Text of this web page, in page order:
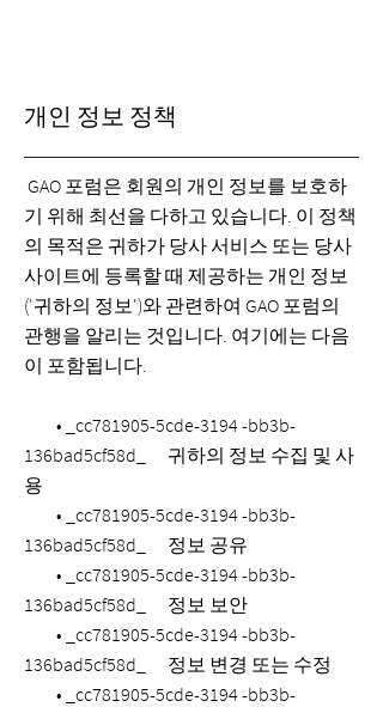
개인 정보 정책
GAO 포럼은 회원의 개인 정보를 보호하
기 위해 최선을 다하고 있습니다. 이 정책
의 목적은 귀하가 당사 서비스 또는 당사
사이트에 등록할 때 제공하는 개인 정보
('귀하의 정보')와 관련하여 GAO 포럼의
관행을 알리는 것입니다. 여기에는 다음
이 포함됩니다.
• _cc781905-5cde-3194 -bb3b-
136bad5cf58d_ 귀하의 정보 수집 및 사
용
• _cc781905-5cde-3194 -bb3b-
136bad5cf58d_ 정보 공유
• _cc781905-5cde-3194 -bb3b-
136bad5cf58d_ 정보 보안
• _cc781905-5cde-3194 -bb3b-
136bad5cf58d_ 정보 변경 또는 수정
• _cc781905-5cde-3194 -bb3b-